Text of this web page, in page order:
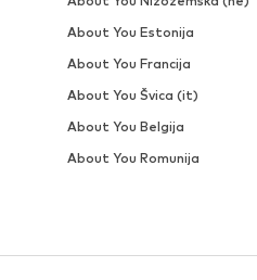
About You Estonija
About You Francija
About You Švica (it)
About You Belgija
About You Romunija